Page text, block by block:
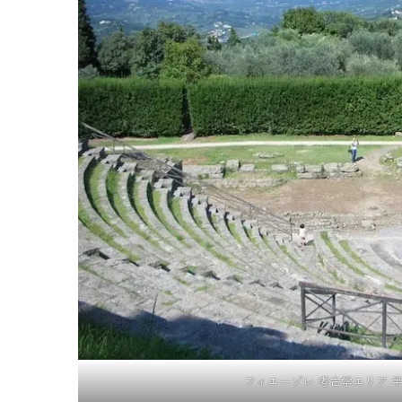
フィエーゾレ 考古学エリア